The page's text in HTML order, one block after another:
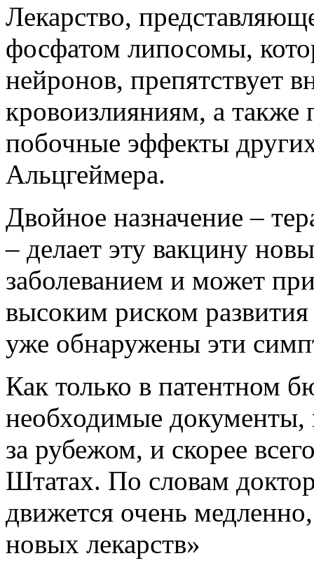
Лекарство,
фосфатом липосомы,
нейронов, препятствует
кровоизлияниям, а также
побочные эффекты
Альцгеймера.
Двойное назначение –
– делает эту вакцину
заболеванием и может
высоким риском развития
уже обнаружены эти
Как только в патентном
необходимые документы,
за рубежом, и скорее
Штатах. По словам
движется очень
новых лекарств»